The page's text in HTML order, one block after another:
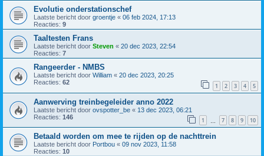
Evolutie onderstationschef
Laatste bericht door groentje « 06 feb 2024, 17:13
Reacties: 9
Taaltesten Frans
Laatste bericht door Steven « 20 dec 2023, 22:54
Reacties: 7
Rangeerder - NMBS
Laatste bericht door William « 20 dec 2023, 20:25
Reacties: 62 1 2 3 4 5
Aanwerving treinbegeleider anno 2022
Laatste bericht door ovspotter_be « 13 dec 2023, 06:21
Reacties: 146 1 7 8 9 10
Betaald worden om mee te rijden op de nachttrein
Laatste bericht door Portbou « 09 nov 2023, 11:58
Reacties: 10